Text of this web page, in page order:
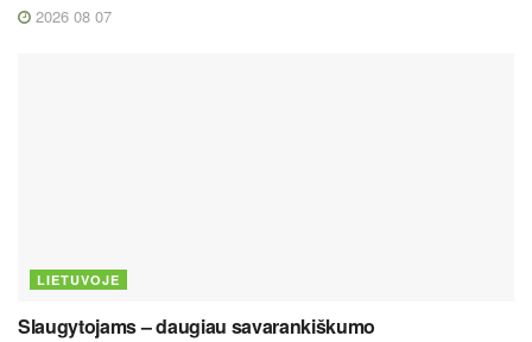
2026 08 07
LIETUVOJE
Slaugytojams – daugiau savarankiškumo